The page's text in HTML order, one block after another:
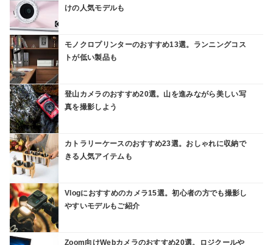
けの人気モデルも
モノクロプリンターのおすすめ13選。ランニングコス
トが低い製品も
登山カメラのおすすめ20選。山を進みながら美しい写
真を撮影しよう
カトラリーケースのおすすめ23選。おしゃれに収納で
きる人気アイテムも
Vlogにおすすめのカメラ15選。初心者の方でも撮影し
やすいモデルもご紹介
Zoom向けWebカメラのおすすめ20選。ロジクールや